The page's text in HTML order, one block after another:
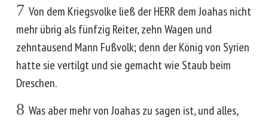
7 Von dem Kriegsvolke ließ der HERR dem Joahas nicht
mehr übrig als fünfzig Reiter, zehn Wagen und
zehntausend Mann Fußvolk; denn der König von Syrien
hatte sie vertilgt und sie gemacht wie Staub beim
Dreschen.
8 Was aber mehr von Joahas zu sagen ist, und alles,